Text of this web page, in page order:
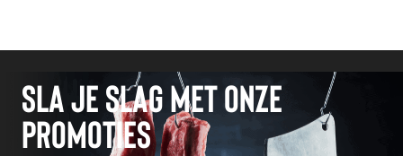
Sla je slag met onze
promoties